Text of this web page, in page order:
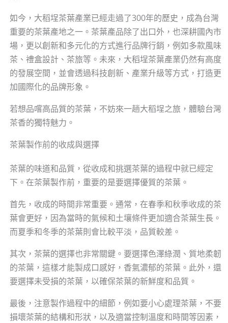
如今，大稻埕茶葉產業已經走過了300年的歷史，成為台灣
重要的茶葉產地之一。茶葉產品除了出口外，也深耕國內市
場，更以創新和多元化的方式進行品牌行銷，例如多款風味
茶、禮盒設計、茶旅等。未來，大稻埕茶葉產業仍然有高度
的發展空間，並會透過科技創新、產業升級等方式，打造更
加國際化的品牌形象。
若想品嚐高品質的茶葉，不妨來一趟大稻埕之旅，體驗台灣
茶香的獨特魅力。
茶葉製作前的收成與選擇
茶葉的味道和品質，從收成和挑選茶葉的過程中就已經定
下。在茶葉製作前，重要的是要選擇優質的茶葉。
首先，收成的時間非常重要。通常，在春季和秋季收成的茶
葉會更好，因為當時的氣候和土壤條件更加適合茶葉生長。
而夏季和冬季的茶葉則會比較平淡，品質較差。
其次，茶葉的選擇也非常關鍵。要選擇色澤綠潤、質地柔韌
的茶葉，這樣才能製成口感好，香氣濃郁的茶葉。此外，還
要選擇未受損的茶葉，以確保茶葉的新鮮度和品質。
最後，注意製作過程中的細節，例如要小心處理茶葉，不要
損壞茶葉的結構和形狀，以及適當控制溫度和時間等因素，